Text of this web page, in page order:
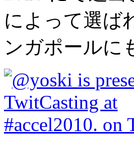
によって選ば
ンガポールに